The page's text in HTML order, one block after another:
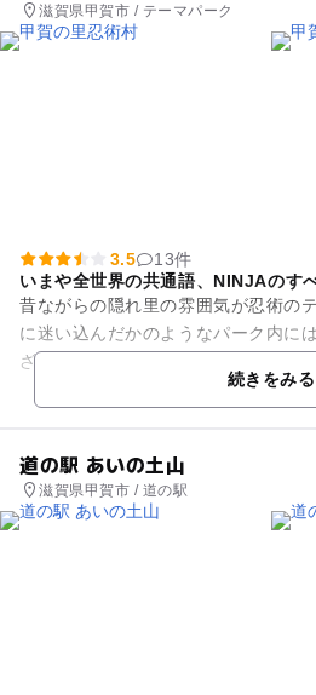
滋賀県甲賀市 / テーマパーク
3.5
13件
いまや全世界の共通語、NINJAのす
昔ながらの隠れ里の雰囲気が忍術の
に迷い込んだかのようなパーク内に
ざまな仕掛けを施した「からくり屋
たくさん並ぶ「忍者博物...続きをみる
道の駅 あいの土山
滋賀県甲賀市 / 道の駅